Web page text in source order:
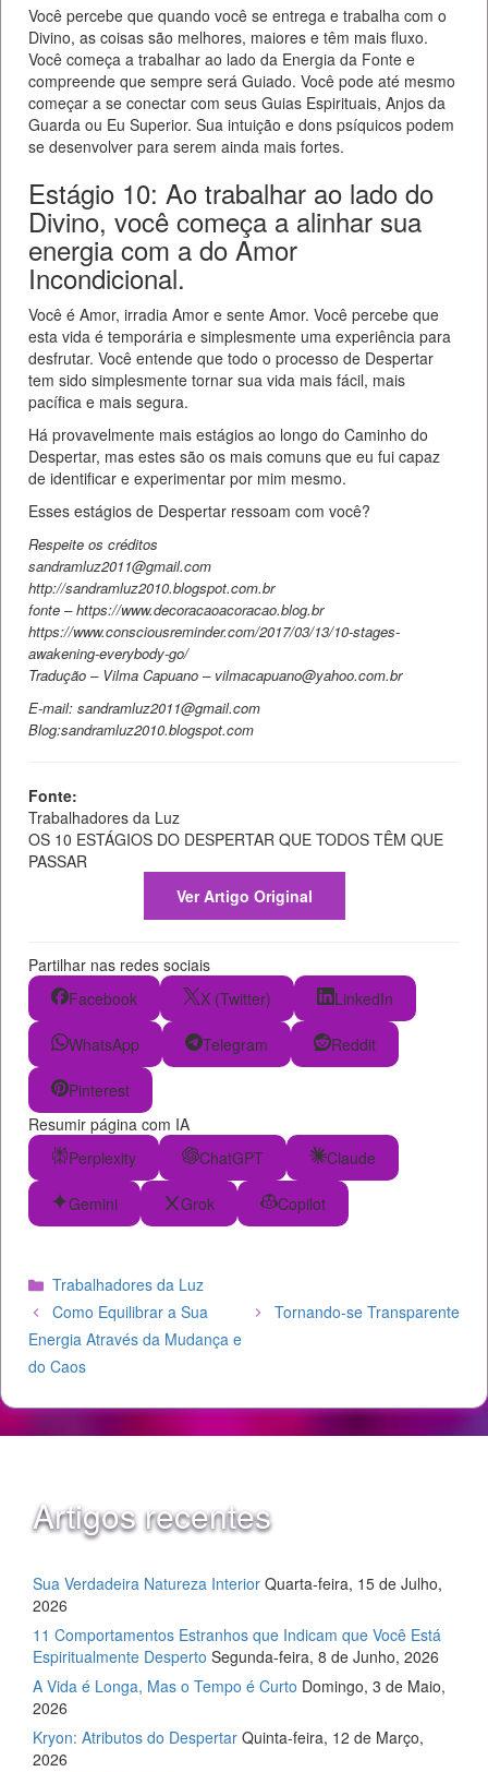
Você percebe que quando você se entrega e trabalha com o
Divino, as coisas são melhores, maiores e têm mais fluxo.
Você começa a trabalhar ao lado da Energia da Fonte e
compreende que sempre será Guiado. Você pode até mesmo
começar a se conectar com seus Guias Espirituais, Anjos da
Guarda ou Eu Superior. Sua intuição e dons psíquicos podem
se desenvolver para serem ainda mais fortes.
Estágio 10: Ao trabalhar ao lado do
Divino, você começa a alinhar sua
energia com a do Amor
Incondicional.
Você é Amor, irradia Amor e sente Amor. Você percebe que
esta vida é temporária e simplesmente uma experiência para
desfrutar. Você entende que todo o processo de Despertar
tem sido simplesmente tornar sua vida mais fácil, mais
pacífica e mais segura.
Há provavelmente mais estágios ao longo do Caminho do
Despertar, mas estes são os mais comuns que eu fui capaz
de identificar e experimentar por mim mesmo.
Esses estágios de Despertar ressoam com você?
Respeite os créditos
sandramluz2011@gmail.com
http://sandramluz2010.blogspot.com.br
fonte – https://www.decoracaoacoracao.blog.br
https://www.consciousreminder.com/2017/03/13/10-stages-
awakening-everybody-go/
Tradução – Vilma Capuano – vilmacapuano@yahoo.com.br
E-mail: sandramluz2011@gmail.com
Blog:sandramluz2010.blogspot.com
Fonte:
Trabalhadores da Luz
OS 10 ESTÁGIOS DO DESPERTAR QUE TODOS TÊM QUE
PASSAR
Ver Artigo Original
Partilhar nas redes sociais
Facebook
X (Twitter) LinkedIn
WhatsApp Telegram Reddit
Pinterest
Resumir página com IA
Perplexity
ChatGPT Claude
Gemini Grok Copilot
Categorias
Trabalhadores da Luz
Como Equilibrar a Sua
Energia Através da Mudança e
do Caos
Tornando-se Transparente
Artigos recentes
Sua Verdadeira Natureza Interior Quarta-feira, 15 de Julho,
2026
11 Comportamentos Estranhos que Indicam que Você Está
Espiritualmente Desperto Segunda-feira, 8 de Junho, 2026
A Vida é Longa, Mas o Tempo é Curto Domingo, 3 de Maio,
2026
Kryon: Atributos do Despertar Quinta-feira, 12 de Março,
2026